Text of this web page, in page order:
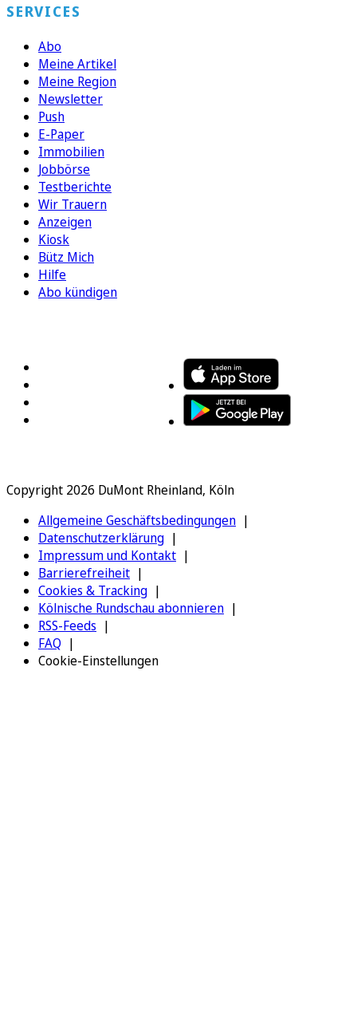
SERVICES
Abo
Meine Artikel
Meine Region
Newsletter
Push
E-Paper
Immobilien
Jobbörse
Testberichte
Wir Trauern
Anzeigen
Kiosk
Bütz Mich
Hilfe
Abo kündigen
Copyright 2026 DuMont Rheinland, Köln
Allgemeine Geschäftsbedingungen
Datenschutzerklärung
Impressum und Kontakt
Barrierefreiheit
Cookies & Tracking
Kölnische Rundschau abonnieren
RSS-Feeds
FAQ
Cookie-Einstellungen